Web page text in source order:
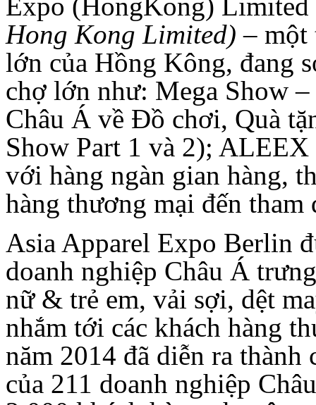
Hong Kong Limited)– một
lớn của Hồng Kông, đang
chợ lớn như: Mega Show
Châu Á về Đồ chơi, Quà
Show Part 1 và 2);
với hàng ngàn gian hàng,
hàng thương mại đến tham
Asia Apparel Expo Berlin
doanh nghiệp Châu Á
nữ & trẻ em, vải sợi, dệt
nhắm tới các khách hàng
năm 2014 đã diễn ra
của 211 doanh nghiệp